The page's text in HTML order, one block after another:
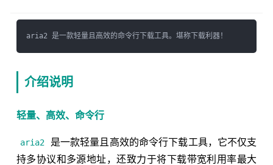
介绍说明
轻量、高效、命令行
aria2
是一款轻量且高效的命令行下载工具，它不仅支
持多协议和多源地址，还致力于将下载带宽利用率最大